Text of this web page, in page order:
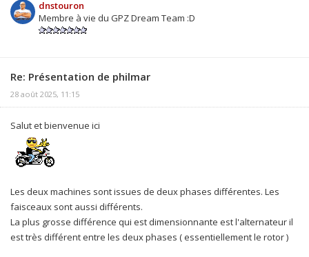
dnstouron
Membre à vie du GPZ Dream Team :D
Re: Présentation de philmar
28 août 2025, 11:15
Salut et bienvenue ici
Les deux machines sont issues de deux phases différentes. Les
faisceaux sont aussi différents.
La plus grosse différence qui est dimensionnante est l'alternateur il
est très différent entre les deux phases ( essentiellement le rotor )